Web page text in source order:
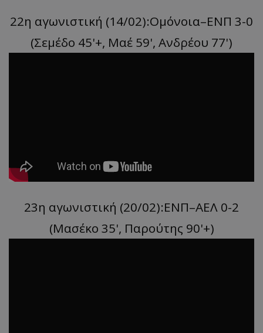
22η αγωνιστική (14/02):Ομόνοια–ΕΝΠ 3-0
(Σεμέδο 45'+, Mαέ 59', Ανδρέου 77')
23η αγωνιστική (20/02):ΕΝΠ–ΑΕΛ 0-2
(Μασέκο 35', Παρούτης 90'+)